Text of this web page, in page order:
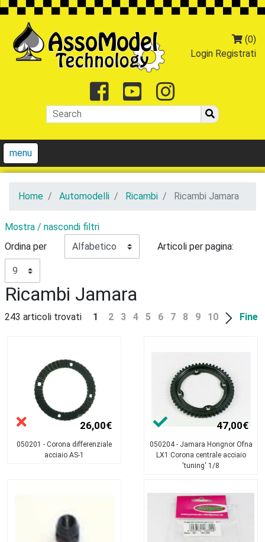
(0)
Login Registrati
Facebook
Youtube
menu
Home Automodelli Ricambi Ricambi Jamara
Mostra / nascondi filtri
Ordina per
Articoli per pagina:
Ricambi Jamara
243 articoli trovati 1 2 3 4 5 6 7 8 9 10 Fine
26,00€
050201 - Corona differenziale
acciaio AS-1
47,00€
050204 - Jamara Hongnor Ofna
LX1 Corona centrale acciaio
'tuning' 1/8